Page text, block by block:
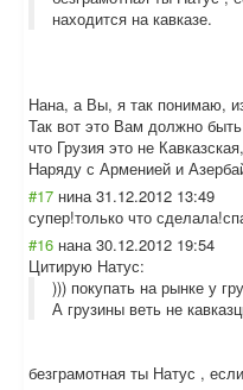
находится на кавказе.
Нана, а Вы, я так понимаю,
Так вот это Вам должно
что Грузия это не
Наряду с Арменией и
#17 нина 31.12.2012 13:49
супер!только что
#16 нана 30.12.2012 19:54
Цитирую Натус:
))) покупать на рынке у
А грузины веть не
безграмотная ты Натус ,